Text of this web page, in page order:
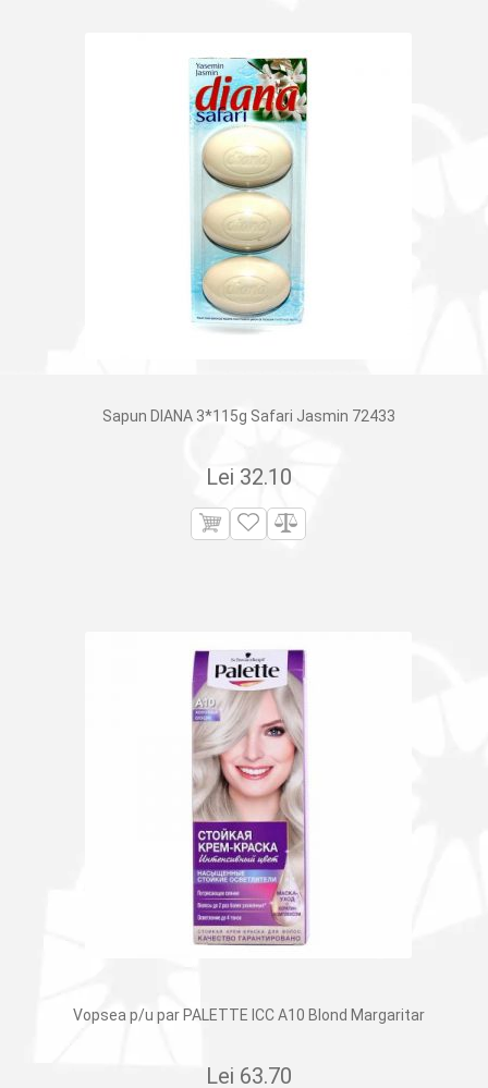
Sapun DIANA 3*115g Safari Jasmin 72433
Lei 32.10
Vopsea p/u par PALETTE ICC A10 Blond Margaritar
Lei 63.70